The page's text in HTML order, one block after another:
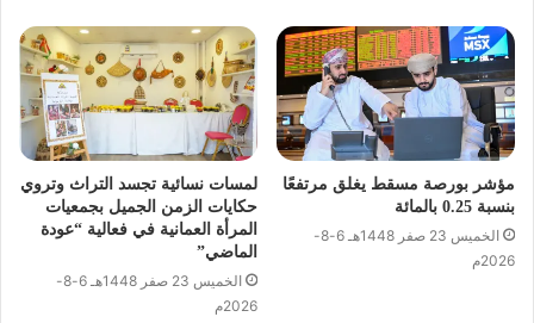
مؤشر بورصة مسقط يغلق مرتفعًا
بنسبة 0.25 بالمائة
الخميس 23 صفر 1448هـ 6-8-
2026م
لمسات نسائية تجسد التراث وتروي
حكايات الزمن الجميل بجمعيات
المرأة العمانية في فعالية “عودة
الماضي”
الخميس 23 صفر 1448هـ 6-8-
2026م